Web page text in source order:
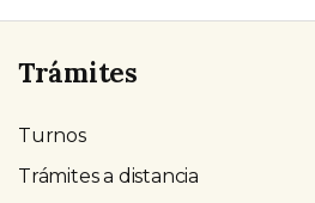
Trámites
Turnos
Trámites a distancia